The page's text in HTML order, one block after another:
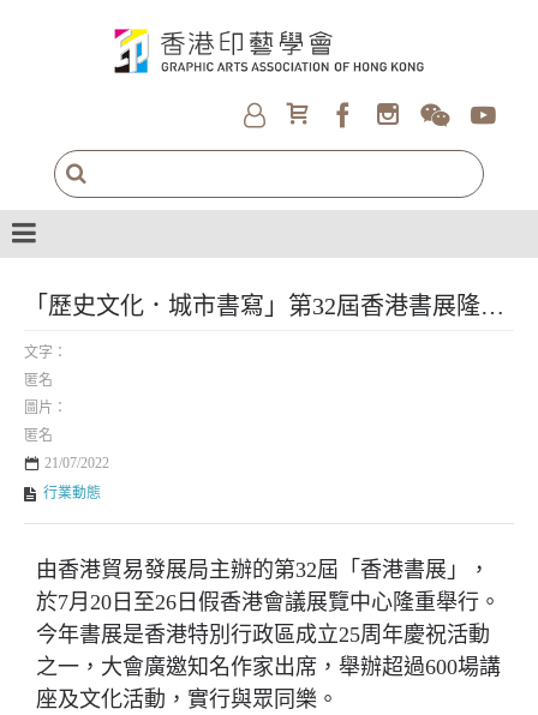
「歷史文化．城市書寫」第32屆香港書展隆重舉行
文字：
匿名
圖片：
匿名
21/07/2022
行業動態
由香港貿易發展局主辦的第32屆「香港書展」，
於7月20日至26日假香港會議展覽中心隆重舉行。
今年書展是香港特別行政區成立25周年慶祝活動
之一，大會廣邀知名作家出席，舉辦超過600場講
座及文化活動，實行與眾同樂。